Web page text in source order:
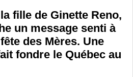
fille de Ginette Reno,
un message senti à
des Mères. Une
fondre le Québec au